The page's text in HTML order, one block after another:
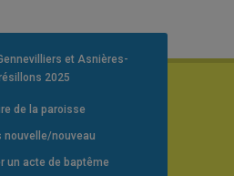
et Asnières-
2025
de la paroisse
nouvelle/nouveau
un acte de baptême